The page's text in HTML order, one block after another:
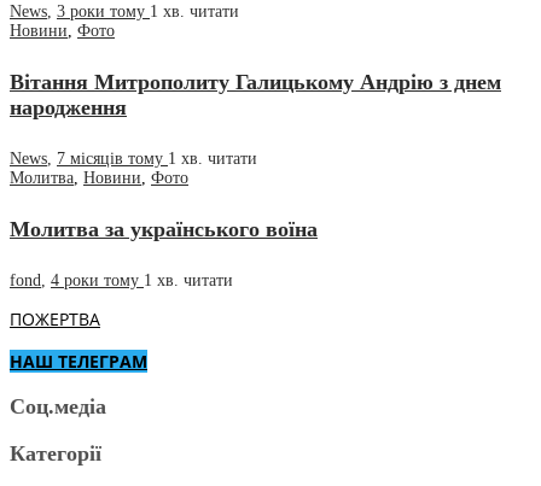
News 3 роки тому 1 хв. читати
Новини Фото
Вітання Митрополиту Галицькому Андрію з днем
народження
News 7 місяців тому 1 хв. читати
Молитва Новини Фото
Молитва за українського воїна
fond 4 роки тому 1 хв. читати
ПОЖЕРТВА
НАШ ТЕЛЕГРАМ
Соц.медіа
Категорії